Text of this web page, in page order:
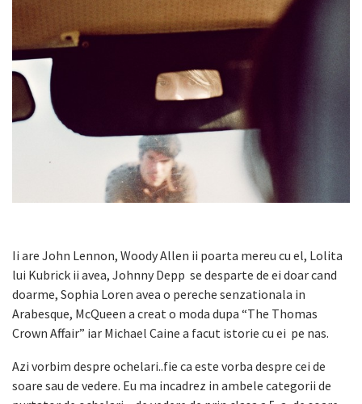
Ii are John Lennon, Woody Allen ii poarta mereu cu el, Lolita
lui Kubrick ii avea, Johnny Depp se desparte de ei doar cand
doarme, Sophia Loren avea o pereche senzationala in
Arabesque, McQueen a creat o moda dupa “The Thomas
Crown Affair” iar Michael Caine a facut istorie cu ei pe nas.
Azi vorbim despre ochelari..fie ca este vorba despre cei de
soare sau de vedere. Eu ma incadrez in ambele categorii de